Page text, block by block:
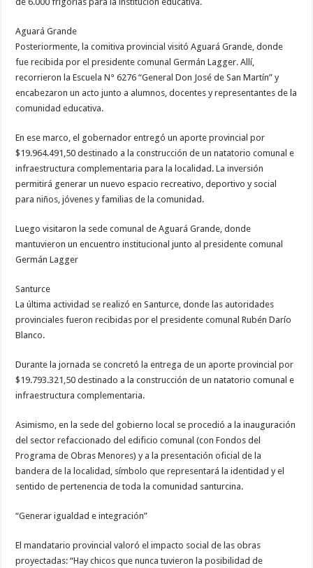
Aguará Grande
Posteriormente, la comitiva provincial visitó Aguará Grande, donde
fue recibida por el presidente comunal Germán Lagger. Allí,
recorrieron la Escuela N° 6276 “General Don José de San Martín” y
encabezaron un acto junto a alumnos, docentes y representantes de la
comunidad educativa.
En ese marco, el gobernador entregó un aporte provincial por
$19.964.491,50 destinado a la construcción de un natatorio comunal e
infraestructura complementaria para la localidad. La inversión
permitirá generar un nuevo espacio recreativo, deportivo y social
para niños, jóvenes y familias de la comunidad.
Luego visitaron la sede comunal de Aguará Grande, donde
mantuvieron un encuentro institucional junto al presidente comunal
Germán Lagger
Santurce
La última actividad se realizó en Santurce, donde las autoridades
provinciales fueron recibidas por el presidente comunal Rubén Darío
Blanco.
Durante la jornada se concretó la entrega de un aporte provincial por
$19.793.321,50 destinado a la construcción de un natatorio comunal e
infraestructura complementaria.
Asimismo, en la sede del gobierno local se procedió a la inauguración
del sector refaccionado del edificio comunal (con Fondos del
Programa de Obras Menores) y a la presentación oficial de la
bandera de la localidad, símbolo que representará la identidad y el
sentido de pertenencia de toda la comunidad santurcina.
“Generar igualdad e integración”
El mandatario provincial valoró el impacto social de las obras
proyectadas: “Hay chicos que nunca tuvieron la posibilidad de